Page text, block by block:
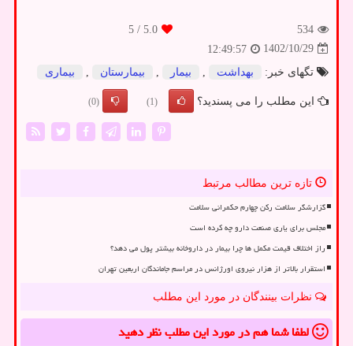
534
5.0
/ 5
1402/10/29
12:49:57
تگهای خبر:
بهداشت , بیمار , بیمارستان , بیماری
این مطلب را می پسندید؟ (1)
(0)
تازه ترین مطالب مرتبط
گزارشگر سلامت رکن چهارم حکمرانی سلامت
مجلس برای یاری صنعت دارو چه کرده است
راز اختلاف قیمت مکمل ها چرا بیمار در داروخانه بیشتر پول می دهد؟
استقرار بالاتر از هزار نیروی اورژانس در مراسم جاماندگان اربعین تهران
نظرات بینندگان در مورد این مطلب
لطفا شما همدر مورد این مطلبنظر دهید